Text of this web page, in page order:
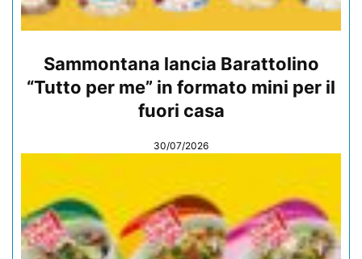
Sammontana lancia Barattolino
“Tutto per me” in formato mini per il
fuori casa
30/07/2026